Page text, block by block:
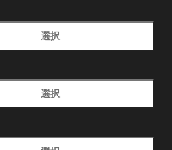
選択
選択